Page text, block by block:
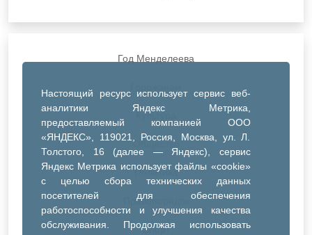
Настоящий ресурс использует сервис веб-
аналитики Яндекс Метрика,
предоставляемый компанией ООО
«ЯНДЕКС», 119021, Россия, Москва, ул. Л.
Толстого, 16 (далее — Яндекс), сервис
Яндекс Метрика использует файлы «cookie»
с целью сбора технических данных
посетителей для обеспечения
работоспособности и улучшения качества
обслуживания. Продолжая использовать
Год Менделеева
Культура
Общество
Политика
Правопорядок
Спорт